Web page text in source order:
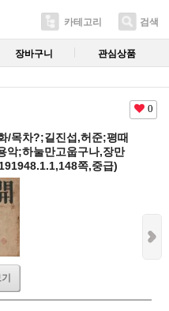
카테고리 검색
장바구니 관심상품
0
/목차?;길진섭,허준;평때
악;하눌만고웁구나,장만
쪽,중급)